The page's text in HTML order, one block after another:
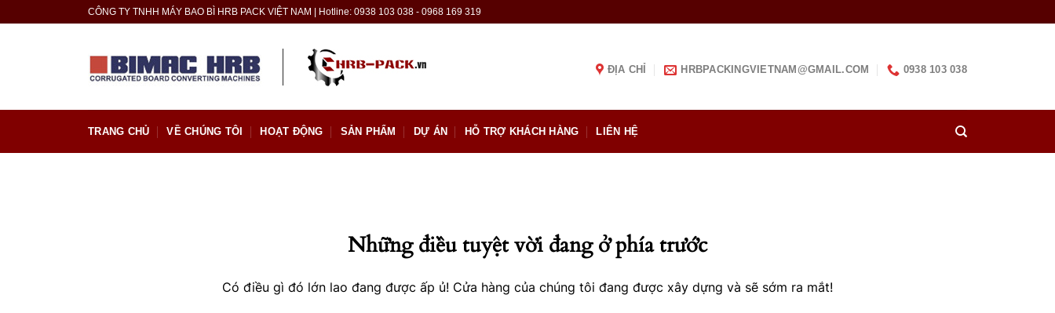
CÔNG TY TNHH MÁY BAO BÌ HRB PACK VIỆT NAM | Hotline: 0938 103 038 - 0968 169 319
ĐỊA CHỈ HRBPACKINGVIETNAM@GMAIL.COM 0938 103 038
TRANG CHỦ VỀ CHÚNG TÔI HOẠT ĐỘNG SẢN PHẨM DỰ ÁN HỖ TRỢ KHÁCH HÀNG LIÊN HỆ
Những điều tuyệt vời đang ở phía trước
Có điều gì đó lớn lao đang được ấp ủ! Cửa hàng của chúng tôi đang được xây dựng và sẽ sớm ra mắt!